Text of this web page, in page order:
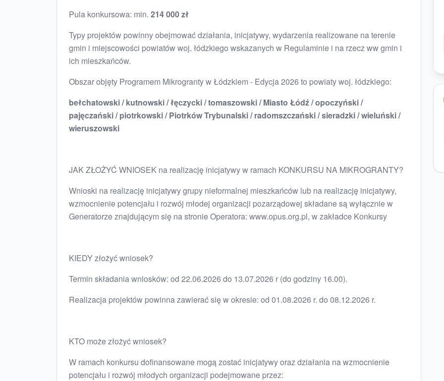
Pula konkursowa: min. 214 000 zł
Typy projektów powinny obejmować działania, inicjatywy, wydarzenia realizowane na terenie
gmin i miejscowości powiatów woj. łódzkiego wskazanych w Regulaminie i na rzecz ww gmin i
ich mieszkańców.
Obszar objęty Programem Mikrogranty w Łódzkiem - Edycja 2026 to powiaty woj. łódzkiego:
bełchatowski / kutnowski / łęczycki / tomaszowski / Miasto Łódź / opoczyński /
pajęczański / piotrkowski / Piotrków Trybunalski / radomszczański / sieradzki / wieluński /
wieruszowski
JAK ZŁOŻYĆ WNIOSEK na realizację inicjatywy w ramach KONKURSU NA MIKROGRANTY?
Wnioski na realizację inicjatywy grupy nieformalnej mieszkańców lub na realizację inicjatywy,
wzmocnienie potencjału i rozwój młodej organizacji pozarządowej składane są wyłącznie w
Generatorze znajdującym się na stronie Operatora: www.opus.org.pl, w zakładce Konkursy
KIEDY złożyć wniosek?
Termin składania wniosków: od 22.06.2026 do 13.07.2026 r (do godziny 16.00).
Realizacja projektów powinna zawierać się w okresie: od 01.08.2026 r. do 08.12.2026 r.
KTO może złożyć wniosek?
W ramach konkursu dofinansowane mogą zostać inicjatywy oraz działania na wzmocnienie
potencjału i rozwój młodych organizacji podejmowane przez: